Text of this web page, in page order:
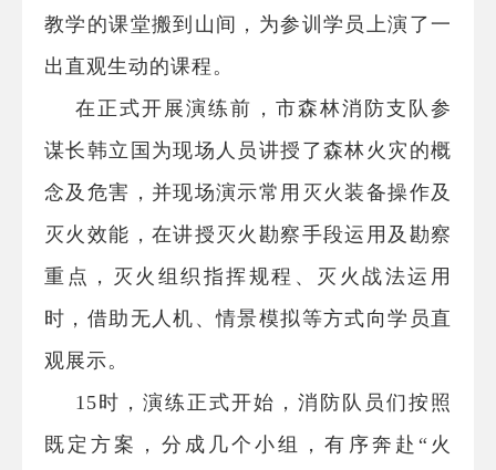
教学的课堂搬到山间，为参训学员上演了一
出直观生动的课程。
在正式开展演练前，市森林消防支队参
谋长韩立国为现场人员讲授了森林火灾的概
念及危害，并现场演示常用灭火装备操作及
灭火效能，在讲授灭火勘察手段运用及勘察
重点，灭火组织指挥规程、灭火战法运用
时，借助无人机、情景模拟等方式向学员直
观展示。
15时，演练正式开始，消防队员们按照
既定方案，分成几个小组，有序奔赴 “ 火